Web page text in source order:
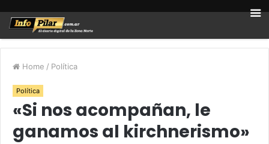
Home / Política
Política
«Si nos acompañan, le
ganamos al kirchnerismo»